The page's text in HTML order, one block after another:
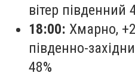
вітер південний
18:00: Хмарно,
південно-
48%